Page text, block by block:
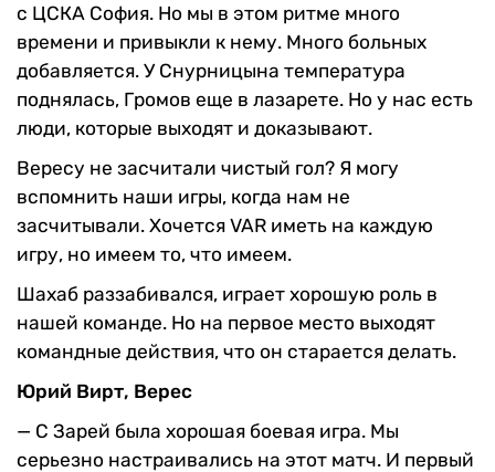
с ЦСКА София. Но мы в этом ритме много
времени и привыкли к нему. Много больных
добавляется. У Снурницына температура
поднялась, Громов еще в лазарете. Но у нас есть
люди, которые выходят и доказывают.
Вересу не засчитали чистый гол? Я могу
вспомнить наши игры, когда нам не
засчитывали. Хочется VAR иметь на каждую
игру, но имеем то, что имеем.
Шахаб раззабивался, играет хорошую роль в
нашей команде. Но на первое место выходят
командные действия, что он старается делать.
Юрий Вирт, Верес
— С Зарей была хорошая боевая игра. Мы
серьезно настраивались на этот матч. И первый